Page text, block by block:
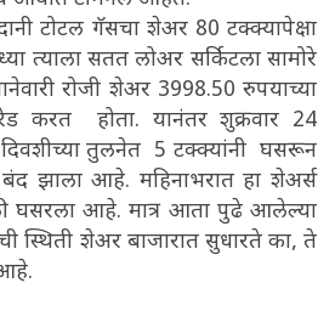
टोटल गॅसचा शेअर 80 टक्क्यापेक्षा
त्याला सतत लोअर सर्किटला सामोरे
रोजी शेअर 3998.50 रुपयाच्या
करत होता. यानंतर शुक्रवार 24
तुलनेत 5 टक्क्यांनी घसरून
झाला आहे. महिनाभरात हा शेअर्स
घसरला आहे. मात्र आता पुढे आलेल्या
स्थिती शेअर बाजारात सुधारते का, ते